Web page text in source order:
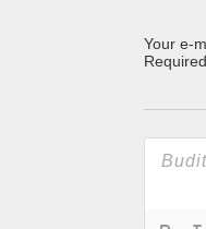
Your e-